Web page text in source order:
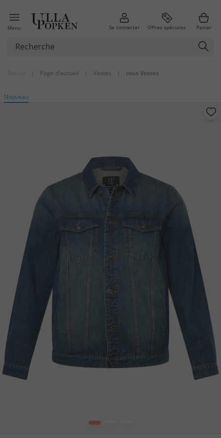
Menu Se connecter Offres spéciales Panier
| Page d’accueil | Vestes | tous Vestes
Nouveau
1